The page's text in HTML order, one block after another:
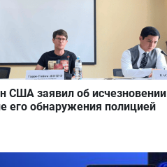
США заявил об исчезновении
его обнаружения полицией